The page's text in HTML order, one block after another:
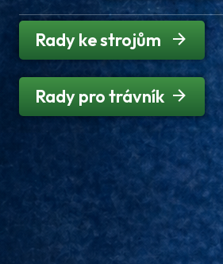
Rady ke strojům
Rady pro trávník